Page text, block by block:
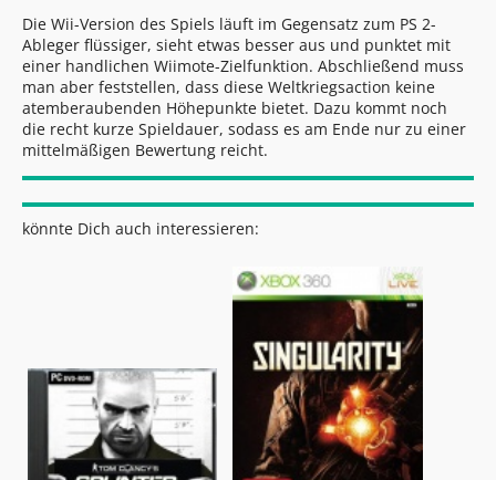
Die Wii-Version des Spiels läuft im Gegensatz zum PS 2-
Ableger flüssiger, sieht etwas besser aus und punktet mit
einer handlichen Wiimote-Zielfunktion. Abschließend muss
man aber feststellen, dass diese Weltkriegsaction keine
atemberaubenden Höhepunkte bietet. Dazu kommt noch
die recht kurze Spieldauer, sodass es am Ende nur zu einer
mittelmäßigen Bewertung reicht.
könnte Dich auch interessieren: